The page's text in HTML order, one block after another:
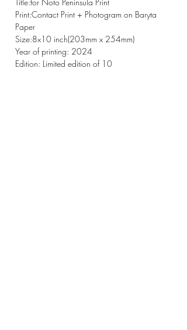
Print:Contact Print + Photogram on Baryta
Paper
Size:8x10 inch(203mm x 254mm)
Year of printing: 2024
Edition: Limited edition of 10